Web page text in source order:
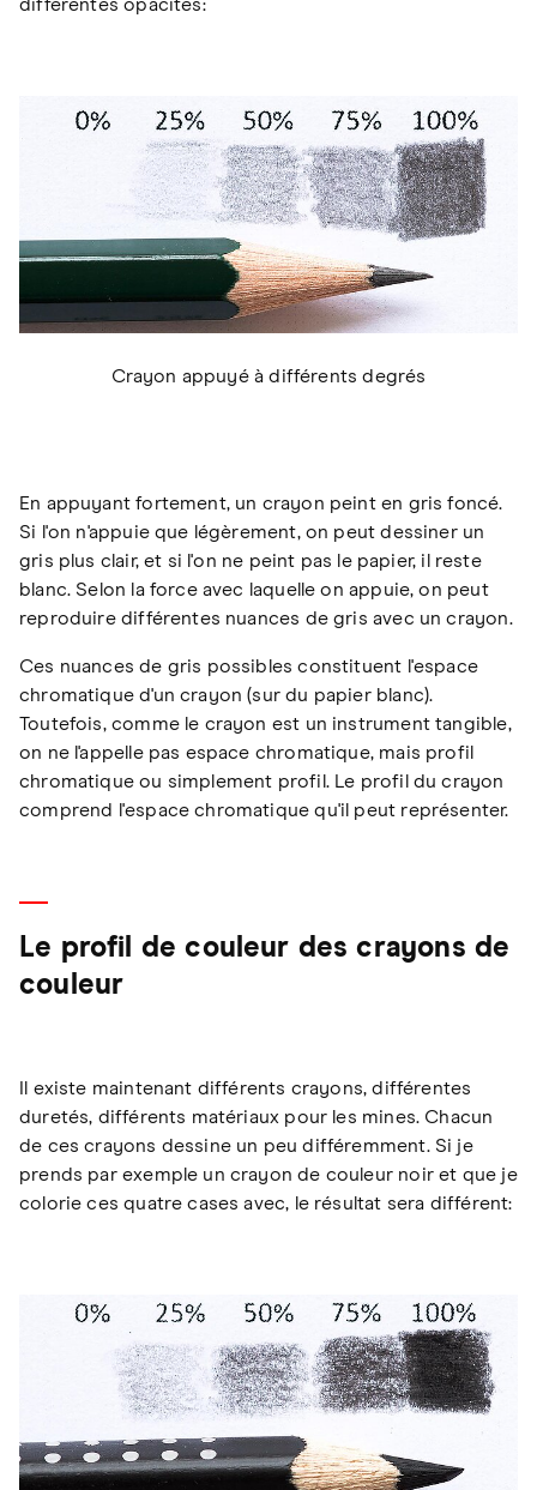
différentes opacités:
Crayon appuyé à différents degrés
En appuyant fortement, un crayon peint en gris foncé.
Si l'on n'appuie que légèrement, on peut dessiner un
gris plus clair, et si l'on ne peint pas le papier, il reste
blanc. Selon la force avec laquelle on appuie, on peut
reproduire différentes nuances de gris avec un crayon.
Ces nuances de gris possibles constituent l'espace
chromatique d'un crayon (sur du papier blanc).
Toutefois, comme le crayon est un instrument tangible,
on ne l'appelle pas espace chromatique, mais profil
chromatique ou simplement profil. Le profil du crayon
comprend l'espace chromatique qu'il peut représenter.
Le profil de couleur des crayons de
couleur
Il existe maintenant différents crayons, différentes
duretés, différents matériaux pour les mines. Chacun
de ces crayons dessine un peu différemment. Si je
prends par exemple un crayon de couleur noir et que je
colorie ces quatre cases avec, le résultat sera différent: